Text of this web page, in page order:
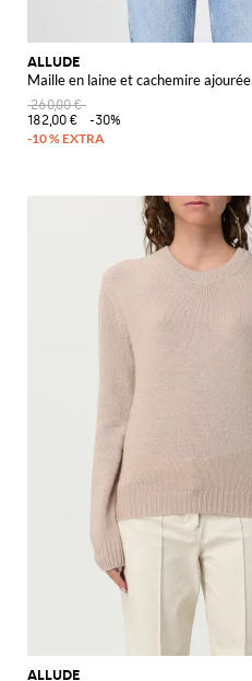
ALLUDE
Maille en laine et cachemire ajourée
260,00 €
182,00 €
-30%
ALLUDE